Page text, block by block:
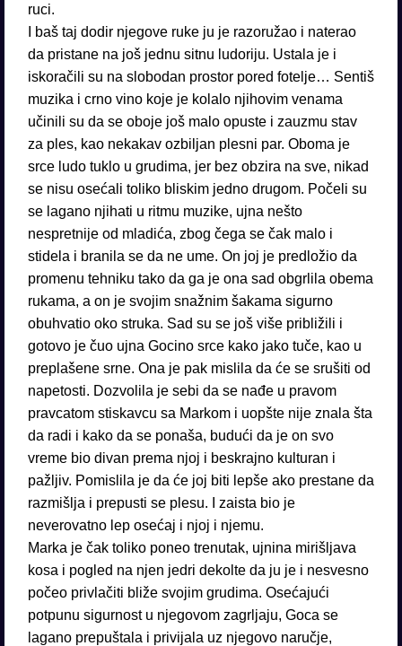
ruci.
I baš taj dodir njegove ruke ju je razoružao i naterao
da pristane na još jednu sitnu ludoriju. Ustala je i
iskoračili su na slobodan prostor pored fotelje… Sentiš
muzika i crno vino koje je kolalo njihovim venama
učinili su da se oboje još malo opuste i zauzmu stav
za ples, kao nekakav ozbiljan plesni par. Oboma je
srce ludo tuklo u grudima, jer bez obzira na sve, nikad
se nisu osećali toliko bliskim jedno drugom. Počeli su
se lagano njihati u ritmu muzike, ujna nešto
nespretnije od mladića, zbog čega se čak malo i
stidela i branila se da ne ume. On joj je predložio da
promenu tehniku tako da ga je ona sad obgrlila obema
rukama, a on je svojim snažnim šakama sigurno
obuhvatio oko struka. Sad su se još više približili i
gotovo je čuo ujna Gocino srce kako jako tuče, kao u
preplašene srne. Ona je pak mislila da će se srušiti od
napetosti. Dozvolila je sebi da se nađe u pravom
pravcatom stiskavcu sa Markom i uopšte nije znala šta
da radi i kako da se ponaša, budući da je on svo
vreme bio divan prema njoj i beskrajno kulturan i
pažljiv. Pomislila je da će joj biti lepše ako prestane da
razmišlja i prepusti se plesu. I zaista bio je
neverovatno lep osećaj i njoj i njemu.
Marka je čak toliko poneo trenutak, ujnina mirišljava
kosa i pogled na njen jedri dekolte da ju je i nesvesno
počeo privlačiti bliže svojim grudima. Osećajući
potpunu sigurnost u njegovom zagrljaju, Goca se
lagano prepuštala i privijala uz njegovo naručje,